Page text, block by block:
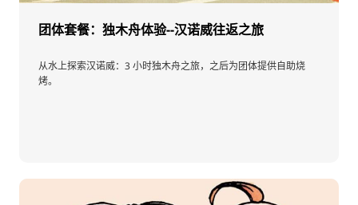
团体套餐：独木舟体验--汉诺威往返之旅
从水上探索汉诺威：3 小时独木舟之旅，之后为团体提供自助烧
烤。